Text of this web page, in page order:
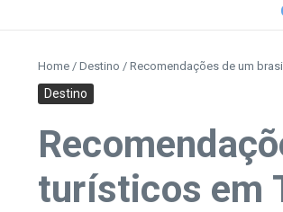
Home / Destino / Recomendações de um
Destino
turísticos em